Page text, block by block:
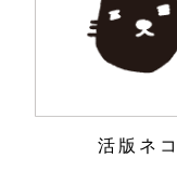
活版ネコ